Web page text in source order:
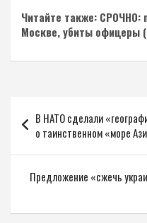
Читайте также: СРОЧНО:
Москве, убиты офицеры
по
записям
В НАТО сделали
о таинственном «море
Предложение «сжечь